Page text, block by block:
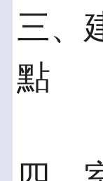
三、
點